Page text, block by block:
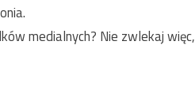
medialnych? Nie zwlekaj więc,